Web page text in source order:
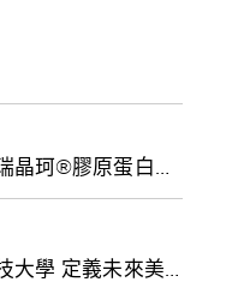
晶珂®膠原蛋白植
大學 定義未來美